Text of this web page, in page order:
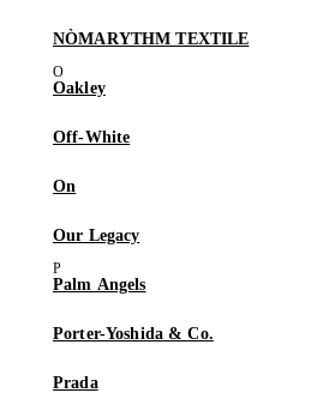
NÒMARYTHM TEXTILE
Oakley
Off-White
On
Our Legacy
Palm Angels
Porter-Yoshida & Co.
Prada